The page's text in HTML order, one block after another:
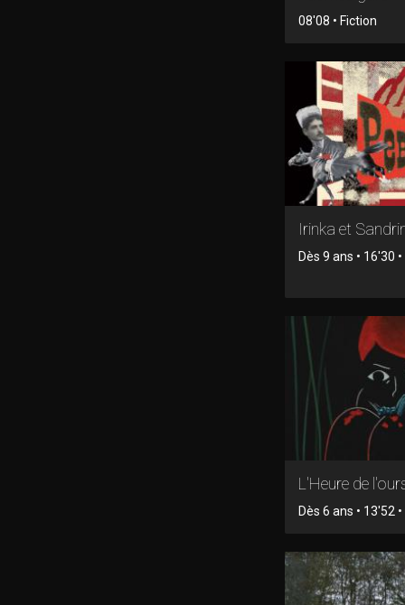
08'08 • Fiction
Irinka et
Dès 9 ans • 16'30
L'Heure de
Dès 6 ans • 13'52